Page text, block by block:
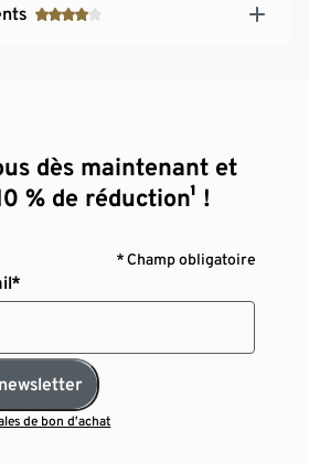
dès maintenant et
% de réduction¹ !
* Champ obligatoire
de bon d’achat